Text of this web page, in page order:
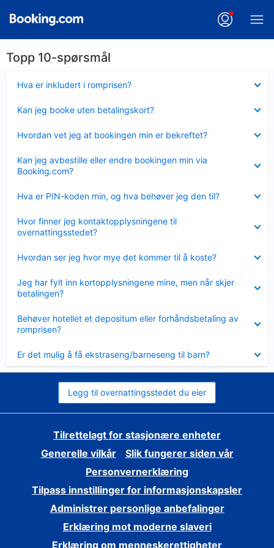
Topp 10-spørsmål
Hva er inkludert i romprisen?
mindre
Kan jeg booke uten betalingskort?
mindre
Hvordan vet jeg at bookingen min er bekreftet?
mindre
Kan jeg avbestille eller endre bookingen min via
Booking.com?
mindre
Hva er PIN-koden min, og hva behøver jeg den til?
mindre
Hvor finner jeg kontaktopplysningene til
overnattingsstedet?
mindre
Hvordan ser jeg hvor mye det kommer til å koste?
mindre
Jeg har fylt inn kortopplysningene mine, men når skjer
betalingen?
mindre
Behøver hotellet et depositum eller forhåndsbetaling av
romprisen?
mindre
Er det mulig å få ekstraseng/barneseng til barn?
mindre
Legg til overnattingsstedet du eier
Tilrettelagt for stasjonære enheter
Generelle vilkår
Slik fungerer siden vår
Personvernerklæring
Tilpass innstillinger for informasjonskapsler
Administrer personlige anbefalinger
Erklæring mot moderne slaveri
Erklæring om menneskerettigheter